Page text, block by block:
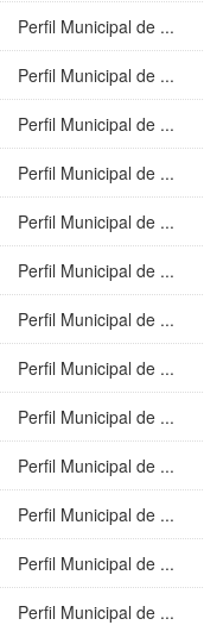
Perfil Municipal de ...
Perfil Municipal de ...
Perfil Municipal de ...
Perfil Municipal de ...
Perfil Municipal de ...
Perfil Municipal de ...
Perfil Municipal de ...
Perfil Municipal de ...
Perfil Municipal de ...
Perfil Municipal de ...
Perfil Municipal de ...
Perfil Municipal de ...
Perfil Municipal de ...